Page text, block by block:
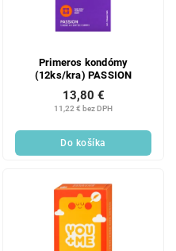
Primeros kondómy
(12ks/kra) PASSION
11,22 € bez DPH
13,80 €
Do košíka